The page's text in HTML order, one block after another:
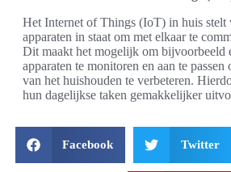
Het Internet of Things (IoT) in huis stelt
apparaten in staat om met elkaar te
Dit maakt het mogelijk om bijvoorbeeld
apparaten te monitoren en aan te
van het huishouden te verbeteren.
hun dagelijkse taken gemakkelijker
Facebook Twitter